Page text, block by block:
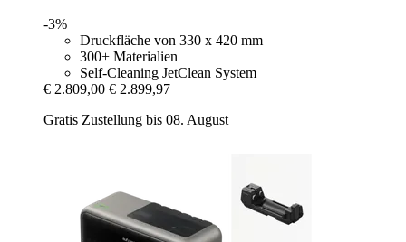
-3%
Druckfläche von 330 x 420 mm
300+ Materialien
Self-Cleaning JetClean System
€ 2.809,00 € 2.899,97
Gratis Zustellung bis 08. August